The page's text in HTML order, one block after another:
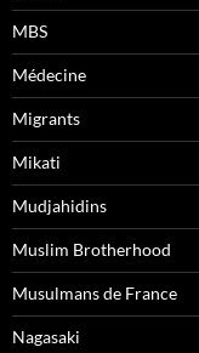
MBS
Médecine
Migrants
Mikati
Mudjahidins
Muslim Brotherhood
Musulmans de France
Nagasaki